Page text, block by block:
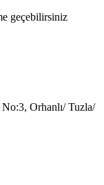
geçebilirsiniz
Orhanlı/ Tuzla/